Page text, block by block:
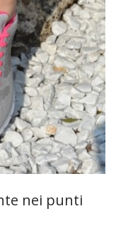
nei punti